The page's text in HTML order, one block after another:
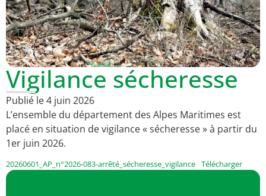
Vigilance sécheresse
Publié le4 juin 2026
L’ensemble du département des Alpes Maritimes est
placé en situation de vigilance « sécheresse » à partir du
1er juin 2026.
20260601_AP_n°2026-083-arrêté_sécheresse_vigilance Télécharger